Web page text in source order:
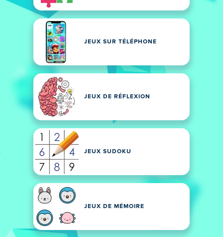
JEUX SUR TÉLÉPHONE
JEUX DE RÉFLEXION
JEUX SUDOKU
JEUX DE MÉMOIRE